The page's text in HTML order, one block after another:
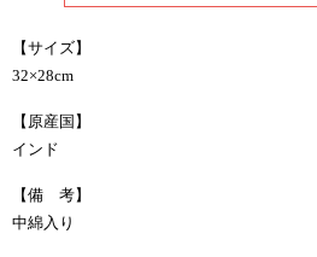
【サイズ】
32×28cm
【原産国】
インド
【備 考】
中綿入り